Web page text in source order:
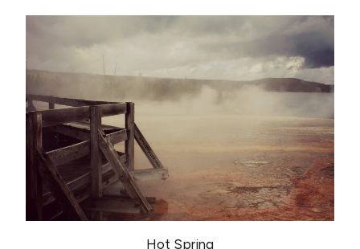
Hot Spring